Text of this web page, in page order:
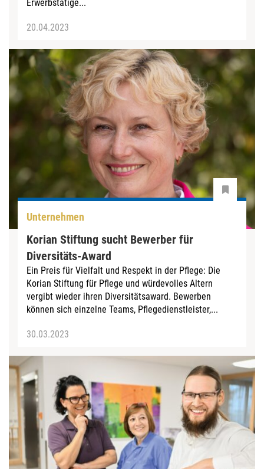
Erwerbstätige...
20.04.2023
Unternehmen
Korian Stiftung sucht Bewerber für
Diversitäts-Award
Ein Preis für Vielfalt und Respekt in der Pflege: Die
Korian Stiftung für Pflege und würdevolles Altern
vergibt wieder ihren Diversitätsaward. Bewerben
können sich einzelne Teams, Pflegedienstleister,...
30.03.2023